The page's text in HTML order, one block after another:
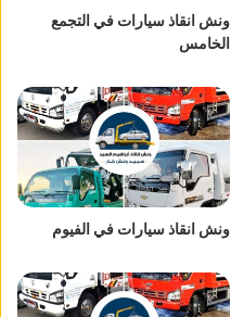
ونش انقاذ سيارات في التجمع
الخامس
ونش انقاذ سيارات في الفيوم